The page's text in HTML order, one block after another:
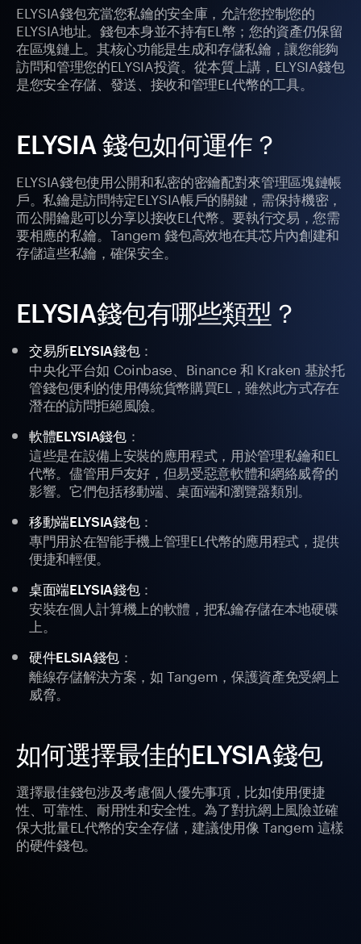
ELYSIA錢包充當您私鑰的安全庫，允許您控制您的
ELYSIA地址。錢包本身並不持有EL幣；您的資產仍保留
在區塊鏈上。其核心功能是生成和存儲私鑰，讓您能夠
訪問和管理您的ELYSIA投資。從本質上講，ELYSIA錢包
是您安全存儲、發送、接收和管理EL代幣的工具。
ELYSIA 錢包如何運作？
ELYSIA錢包使用公開和私密的密鑰配對來管理區塊鏈帳
戶。私鑰是訪問特定ELYSIA帳戶的關鍵，需保持機密，
而公開鑰匙可以分享以接收EL代幣。要執行交易，您需
要相應的私鑰。Tangem 錢包高效地在其芯片內創建和
存儲這些私鑰，確保安全。
ELYSIA錢包有哪些類型？
交易所ELYSIA錢包：
中央化平台如 Coinbase、Binance 和 Kraken 基於托
管錢包便利的使用傳統貨幣購買EL，雖然此方式存在
潛在的訪問拒絕風險。
軟體ELYSIA錢包：
這些是在設備上安裝的應用程式，用於管理私鑰和EL
代幣。儘管用戶友好，但易受惡意軟體和網絡威脅的
影響。它們包括移動端、桌面端和瀏覽器類別。
移動端ELYSIA錢包：
專門用於在智能手機上管理EL代幣的應用程式，提供
便捷和輕便。
桌面端ELYSIA錢包：
安裝在個人計算機上的軟體，把私鑰存儲在本地硬碟
上。
硬件ELSIA錢包：
離線存儲解決方案，如 Tangem，保護資產免受網上
威脅。
如何選擇最佳的ELYSIA錢包
選擇最佳錢包涉及考慮個人優先事項，比如使用便捷
性、可靠性、耐用性和安全性。為了對抗網上風險並確
保大批量EL代幣的安全存儲，建議使用像 Tangem 這樣
的硬件錢包。